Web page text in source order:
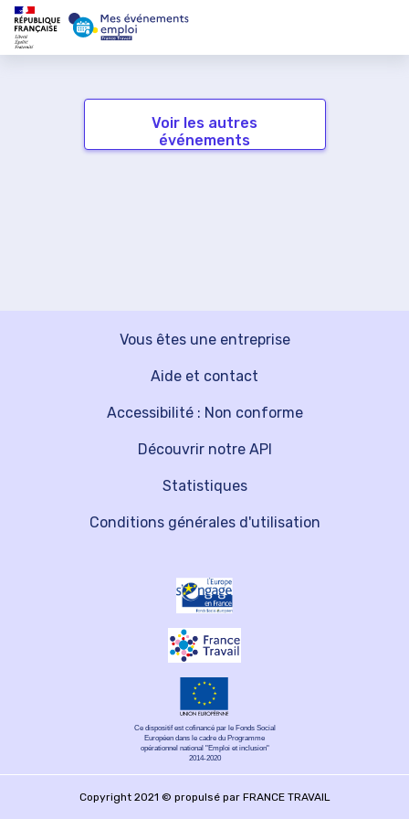
Voir les autres
événements
Vous êtes une entreprise
Découvrir notre API
Aide et contact
Statistiques
Accessibilité : Non conforme
Conditions générales d'utilisation
Ce dispositif est cofinancé par le Fonds Social
Européen dans le cadre du Programme
opérationnel national "Emploi et inclusion"
2014-2020
Copyright 2021 © propulsé par FRANCE TRAVAIL